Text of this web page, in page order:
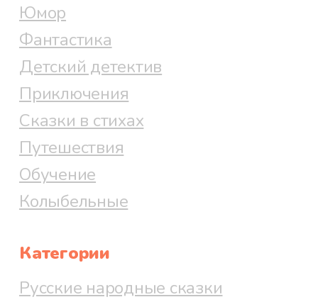
Юмор
Фантастика
Детский детектив
Приключения
Сказки в стихах
Путешествия
Обучение
Колыбельные
Категории
Русские народные сказки